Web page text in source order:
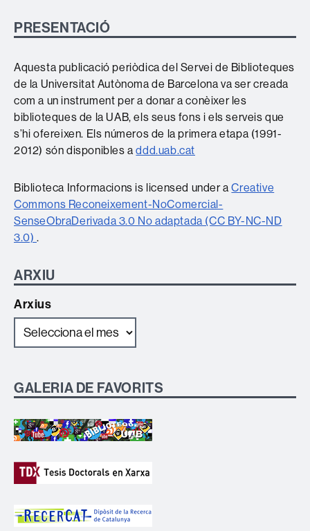
PRESENTACIÓ
Aquesta publicació periòdica del Servei de Biblioteques
de la Universitat Autònoma de Barcelona va ser creada
com a un instrument per a donar a conèixer les
biblioteques de la UAB, els seus fons i els serveis que
s’hi ofereixen. Els números de la primera etapa (1991-
2012) són disponibles addd.uab.cat
Biblioteca Informacions is licensed under aCreative
Commons Reconeixement-NoComercial-
SenseObraDerivada 3.0 No adaptada (CC BY-NC-ND
3.0) .
ARXIU
Arxius
GALERIA DE FAVORITS